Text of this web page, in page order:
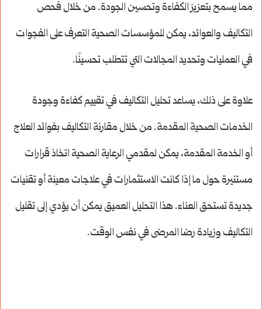
مما يسمح بتعزيز الكفاءة وتحسين الجودة. من خلال فحص
التكاليف والعوائد، يمكن للمؤسسات الصحية التعرف على الفجوات
في العمليات وتحديد المجالات التي تتطلب تحسينًا.
علاوة على ذلك، يساعد تحليل التكاليف في تقييم كفاءة وجودة
الخدمات الصحية المقدمة. من خلال مقارنة التكاليف بفوائد العلاج
أو الخدمة المقدمة، يمكن لمقدمي الرعاية الصحية اتخاذ قرارات
مستنيرة حول ما إذا كانت الاستثمارات في علاجات معينة أو تقنيات
جديدة تستحق العناء. هذا التحليل العميق يمكن أن يؤدي إلى تقليل
التكاليف وزيادة رضا المرضى في نفس الوقت.